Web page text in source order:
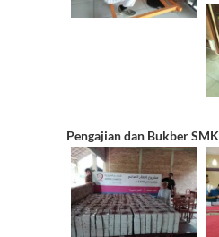
Pengajian dan Bukber SMK